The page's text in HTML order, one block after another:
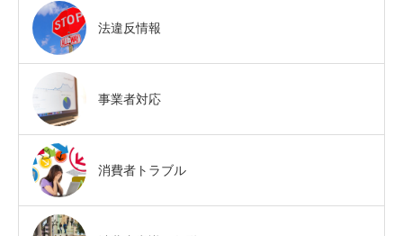
法違反情報
事業者対応
消費者トラブル